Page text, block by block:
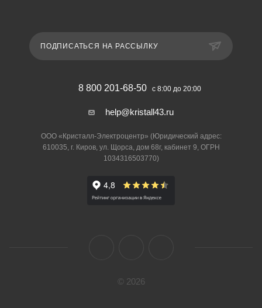
ПОДПИСАТЬСЯ НА РАССЫЛКУ
8 800 201-68-50 с 8:00 до 20:00
help@kristall43.ru
ООО «Кристалл-Электроцентр» (Юридический адрес:
610035, г. Киров, ул. Щорса, дом 68г, кабинет 9, ОГРН
1034316503770)
© 2026